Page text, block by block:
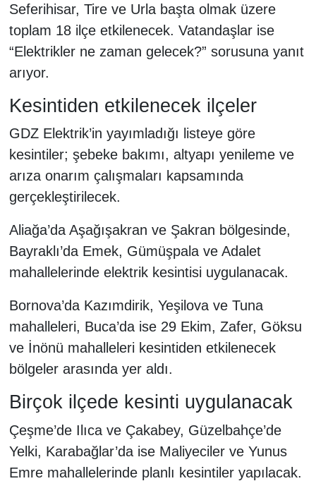
Seferihisar, Tire ve Urla başta olmak üzere
toplam 18 ilçe etkilenecek. Vatandaşlar ise
“Elektrikler ne zaman gelecek?” sorusuna yanıt
arıyor.
Kesintiden etkilenecek ilçeler
GDZ Elektrik’in yayımladığı listeye göre
kesintiler; şebeke bakımı, altyapı yenileme ve
arıza onarım çalışmaları kapsamında
gerçekleştirilecek.
Aliağa’da Aşağışakran ve Şakran bölgesinde,
Bayraklı’da Emek, Gümüşpala ve Adalet
mahallelerinde elektrik kesintisi uygulanacak.
Bornova’da Kazımdirik, Yeşilova ve Tuna
mahalleleri, Buca’da ise 29 Ekim, Zafer, Göksu
ve İnönü mahalleleri kesintiden etkilenecek
bölgeler arasında yer aldı.
Birçok ilçede kesinti uygulanacak
Çeşme’de Ilıca ve Çakabey, Güzelbahçe’de
Yelki, Karabağlar’da ise Maliyeciler ve Yunus
Emre mahallelerinde planlı kesintiler yapılacak.